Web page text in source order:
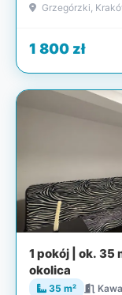
Grzegórzki,
1 800 zł
1 pokój | ok. 35
okolica
35 m²